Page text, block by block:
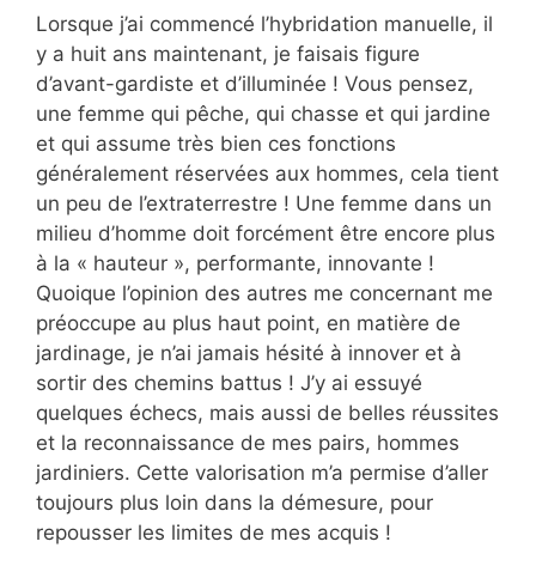
Lorsque j’ai commencé l’hybridation manuelle, il
y a huit ans maintenant, je faisais figure
d’avant-gardiste et d’illuminée ! Vous pensez,
une femme qui pêche, qui chasse et qui jardine
et qui assume très bien ces fonctions
généralement réservées aux hommes, cela tient
un peu de l’extraterrestre ! Une femme dans un
milieu d’homme doit forcément être encore plus
à la « hauteur », performante, innovante !
Quoique l’opinion des autres me concernant me
préoccupe au plus haut point, en matière de
jardinage, je n’ai jamais hésité à innover et à
sortir des chemins battus ! J’y ai essuyé
quelques échecs, mais aussi de belles réussites
et la reconnaissance de mes pairs, hommes
jardiniers. Cette valorisation m’a permise d’aller
toujours plus loin dans la démesure, pour
repousser les limites de mes acquis !